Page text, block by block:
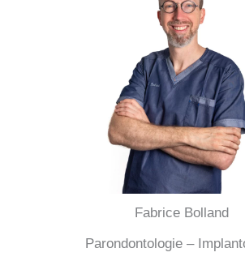
Fabrice Bolland
Parondontologie –